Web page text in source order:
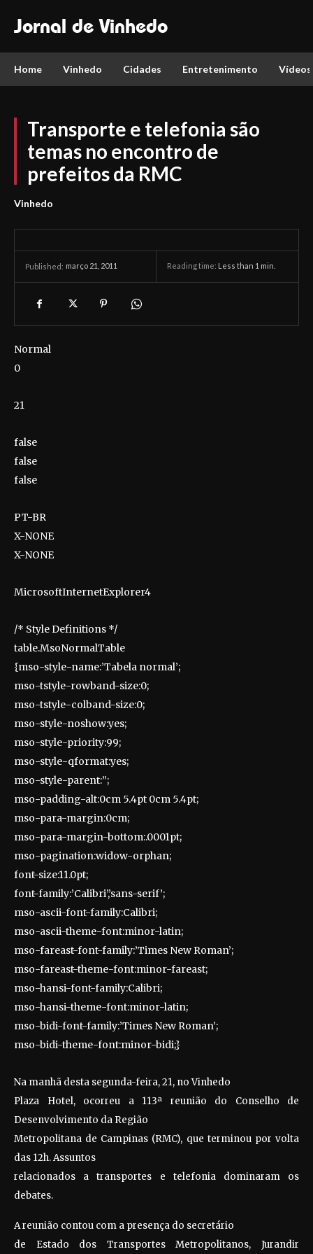
Jornal de Vinhedo
Home Vinhedo Cidades Entretenimento Vídeos
Transporte e telefonia são
temas no encontro de
prefeitos da RMC
Vinhedo
Published: março 21, 2011 Reading time: Less than 1 min.
Normal
0
21
false
false
false
PT-BR
X-NONE
X-NONE
MicrosoftInternetExplorer4
/* Style Definitions */
table.MsoNormalTable
{mso-style-name:’Tabela normal’;
mso-tstyle-rowband-size:0;
mso-tstyle-colband-size:0;
mso-style-noshow:yes;
mso-style-priority:99;
mso-style-qformat:yes;
mso-style-parent:”;
mso-padding-alt:0cm 5.4pt 0cm 5.4pt;
mso-para-margin:0cm;
mso-para-margin-bottom:.0001pt;
mso-pagination:widow-orphan;
font-size:11.0pt;
font-family:’Calibri’,’sans-serif’;
mso-ascii-font-family:Calibri;
mso-ascii-theme-font:minor-latin;
mso-fareast-font-family:’Times New Roman’;
mso-fareast-theme-font:minor-fareast;
mso-hansi-font-family:Calibri;
mso-hansi-theme-font:minor-latin;
mso-bidi-font-family:’Times New Roman’;
mso-bidi-theme-font:minor-bidi;}
Na manhã desta segunda-feira, 21, no Vinhedo
Plaza Hotel, ocorreu a 113ª reunião do Conselho de
Desenvolvimento da Região
Metropolitana de Campinas (RMC), que terminou por volta
das 12h. Assuntos
relacionados a transportes e telefonia dominaram os
debates.
A reunião contou com a presença do secretário
de Estado dos Transportes Metropolitanos, Jurandir